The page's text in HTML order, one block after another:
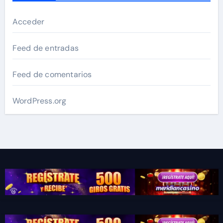
Acceder
Feed de entradas
Feed de comentarios
WordPress.org